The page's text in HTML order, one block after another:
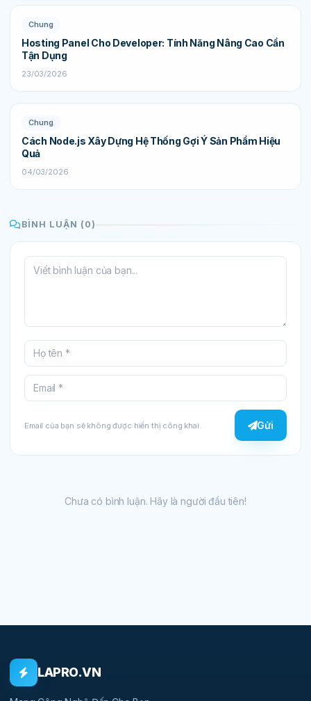
Chung
Hosting Panel Cho Developer: Tính Năng Nâng Cao Cần
Tận Dụng
23/03/2026
Chung
Cách Node.js Xây Dựng Hệ Thống Gợi Ý Sản Phẩm Hiệu
Quả
04/03/2026
BÌNH LUẬN (0)
Email của bạn sẽ không được hiển thị công khai. Gửi
Chưa có bình luận. Hãy là người đầu tiên!
LAPRO.VN